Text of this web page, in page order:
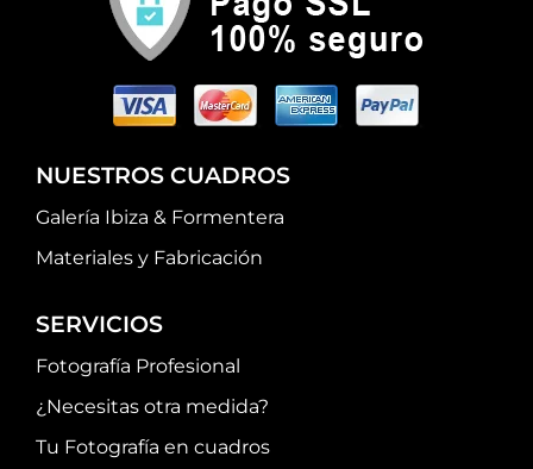
NUESTROS CUADROS
Galería Ibiza & Formentera
Materiales y Fabricación
SERVICIOS
Fotografía Profesional
¿Necesitas otra medida?
Tu Fotografía en cuadros